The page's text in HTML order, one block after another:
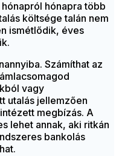
hónapra több
költsége talán nem
ismétlődik, éves
Számíthat az
vagy
utalás jellemzően
megbízás. A
lehet annak, aki ritkán
bankolás